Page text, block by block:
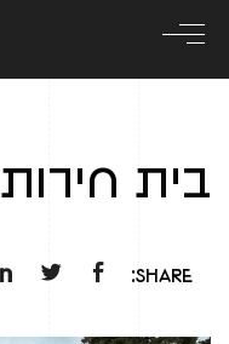
בית חירות
Share: